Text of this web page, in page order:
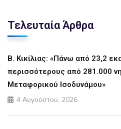
Τελευταία Άρθρα
Β. Κικίλιας: «Πάνω από 23,2
περισσότερους από 281.000
Μεταφορικού Ισοδυνάμου»
4 Αυγούστου, 2026